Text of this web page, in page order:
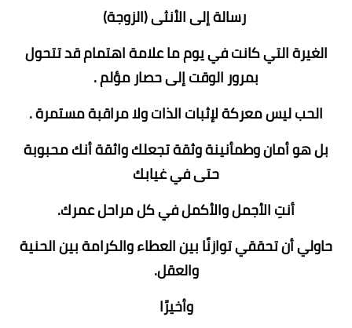
رسالة إلى الأنثى (الزوجة)
الغيرة التي كانت في يوم ما علامة اهتمام قد تتحول
بمرور الوقت إلى حصار مؤلم .
الحب ليس معركة لإثبات الذات ولا مراقبة مستمرة .
بل هو أمان وطمأنينة وثقة تجعلك واثقة أنك محبوبة
حتى في غيابك
أنتِ الأجمل والأكمل في كل مراحل عمرك.
حاولي أن تحققي توازنًا بين العطاء والكرامة بين الحنية
والعقل.
وأخيرًا